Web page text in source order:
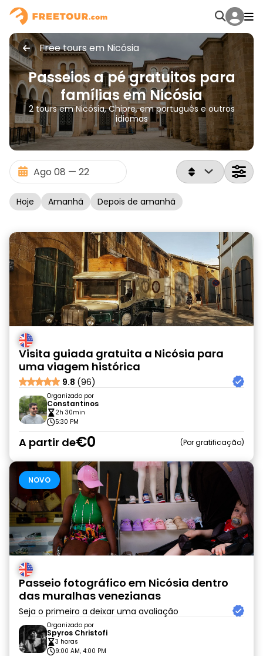
Free tours em Nicósia
Passeios a pé gratuitos para
famílias em Nicósia
2 tours em Nicósia, Chipre, em português e outros
idiomas
Hoje Amanhã Depois de amanhã
Visita guiada gratuita a Nicósia para
uma viagem histórica
9.8 (96)
Organizado por
Constantinos
2h 30min
5:30 PM
A partir de€0 Por gratificação
NOVO
Passeio fotográfico em Nicósia dentro
das muralhas venezianas
Seja o primeiro a deixar uma avaliação
Organizado por
Spyros Christofi
3 horas
9:00 AM, 4:00 PM